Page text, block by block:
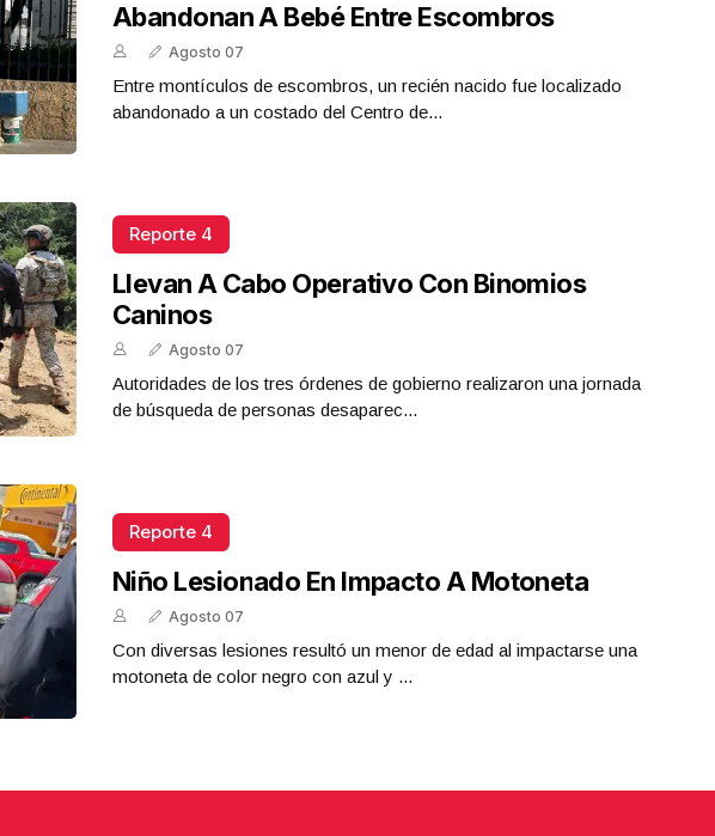
Abandonan A Bebé Entre Escombros
Agosto 07
Entre montículos de escombros, un recién nacido fue localizado
abandonado a un costado del Centro de...
Reporte 4
Llevan A Cabo Operativo Con Binomios
Caninos
Agosto 07
Autoridades de los tres órdenes de gobierno realizaron una jornada
de búsqueda de personas desaparec...
Reporte 4
Niño Lesionado En Impacto A Motoneta
Agosto 07
Con diversas lesiones resultó un menor de edad al impactarse una
motoneta de color negro con azul y ...